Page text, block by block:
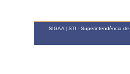
SIGAA | STI - Superintendência